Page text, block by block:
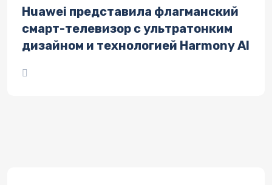
Huawei представила флагманский
смарт-телевизор с ультратонким
дизайном и технологией Harmony AI